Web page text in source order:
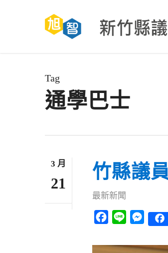
Tag
通學巴士
3 月
21
竹縣議
最新新聞
Facebook
Line